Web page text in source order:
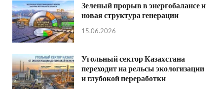
Зеленый прорыв в энергобалансе и
новая структура генерации
15.06.2026
Угольный сектор Казахстана
переходит на рельсы экологизации
и глубокой переработки